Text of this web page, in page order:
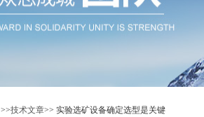
>>技术文章>> 实验选矿设备确定选型是关键